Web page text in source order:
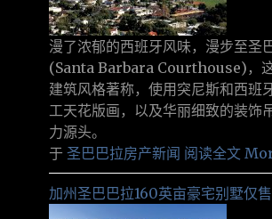
漫了浓郁的西班牙风味，漫步至圣
(Santa Barbara Courthouse)，
建筑风格著称，使用突尼斯和西班
工天花版画，以及华丽细致的装饰
力源头。
于 圣巴巴拉房产新闻 阅读全文
加州圣巴巴拉160英亩豪宅别墅仅